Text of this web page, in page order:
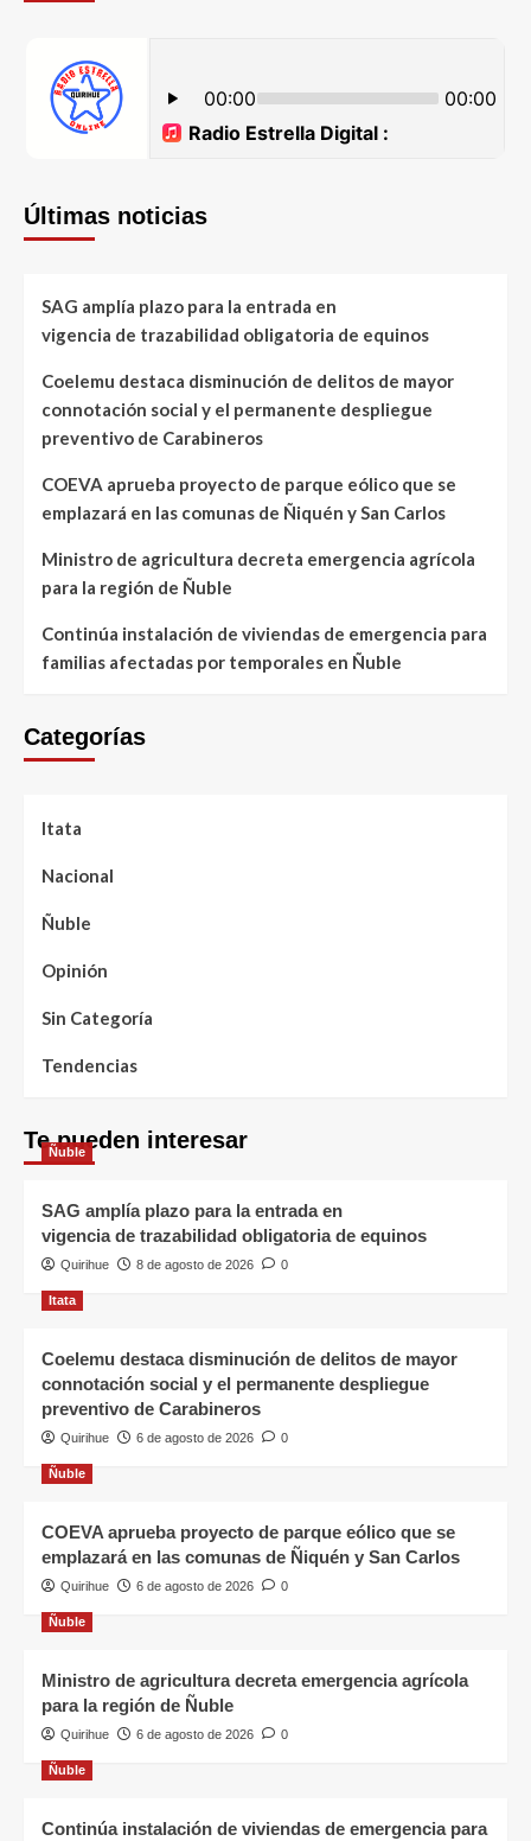
Últimas noticias
SAG amplía plazo para la entrada en
vigencia de trazabilidad obligatoria de equinos
Coelemu destaca disminución de delitos de mayor
connotación social y el permanente despliegue
preventivo de Carabineros
COEVA aprueba proyecto de parque eólico que se
emplazará en las comunas de Ñiquén y San Carlos
Ministro de agricultura decreta emergencia agrícola
para la región de Ñuble
Continúa instalación de viviendas de emergencia para
familias afectadas por temporales en Ñuble
Categorías
Itata
Nacional
Ñuble
Opinión
Sin Categoría
Tendencias
Te pueden interesar
Ñuble
SAG amplía plazo para la entrada en
vigencia de trazabilidad obligatoria de equinos
Quirihue 8 de agosto de 2026 0
Itata
Coelemu destaca disminución de delitos de mayor
connotación social y el permanente despliegue
preventivo de Carabineros
Quirihue 6 de agosto de 2026 0
Ñuble
COEVA aprueba proyecto de parque eólico que se
emplazará en las comunas de Ñiquén y San Carlos
Quirihue 6 de agosto de 2026 0
Ñuble
Ministro de agricultura decreta emergencia agrícola
para la región de Ñuble
Quirihue 6 de agosto de 2026 0
Ñuble
Continúa instalación de viviendas de emergencia para